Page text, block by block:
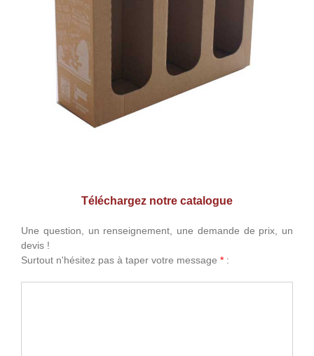
Téléchargez notre catalogue
Une question, un renseignement, une demande de prix, un
devis !
Surtout n'hésitez pas à taper votre message * :